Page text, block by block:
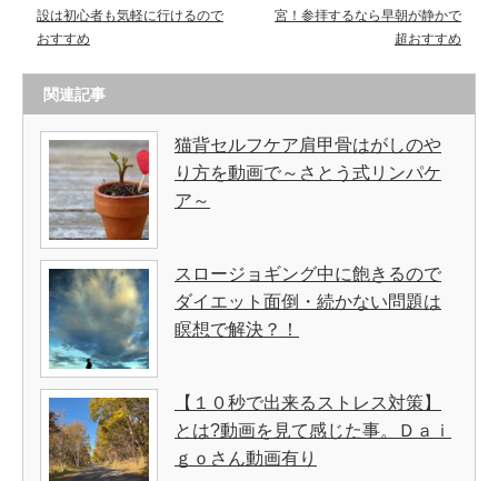
設は初心者も気軽に行けるので
おすすめ
宮！参拝するなら早朝が静かで
超おすすめ
関連記事
猫背セルフケア肩甲骨はがしのや
り方を動画で～さとう式リンパケ
ア～
スロージョギング中に飽きるので
ダイエット面倒・続かない問題は
瞑想で解決？！
【１０秒で出来るストレス対策】
とは?動画を見て感じた事。Ｄａｉ
ｇｏさん動画有り